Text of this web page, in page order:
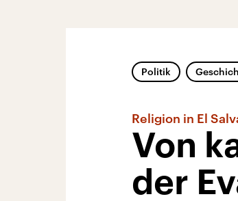
Politik
Religion in El
Von
der